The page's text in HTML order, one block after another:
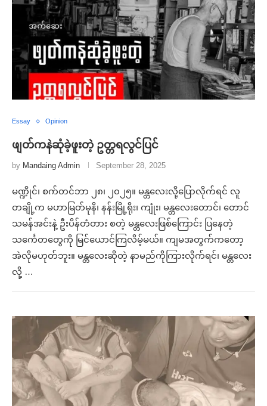
Essay Opinion
ဖျတ်ကနဲဆုံခဲ့ဖူးတဲ့ ဥတ္တရလွင်ပြင်
by Mandaing Admin September 28, 2025
မဏ္ဍိုင်၊ စက်တင်ဘာ ၂၈၊ ၂၀၂၅။ မန္တလေးလို့ပြောလိုက်ရင် လူ
တချို့က မဟာမြတ်မုနိ၊ နန်းမြို့ရိုး၊ ကျုံး၊ မန္တလေးတောင်၊ တောင်
သမန်အင်းနဲ့ ဦးပိန်တံတား စတဲ့ မန္တလေးဖြစ်ကြောင်း ပြနေတဲ့
သင်္ကေတတွေကို မြင်ယောင်ကြလိမ့်မယ်။ ကျမအတွက်ကတော့
အဲလိုမဟုတ်ဘူး။ မန္တလေးဆိုတဲ့ နာမည်ကိုကြားလိုက်ရင်၊ မန္တလေး
လို့ …